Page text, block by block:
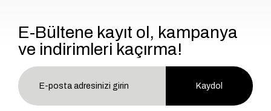
E-Bültene kayıt ol, kampanya
ve indirimleri kaçırma!
Kaydol